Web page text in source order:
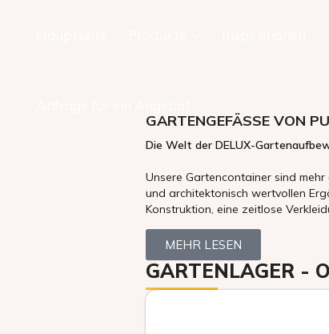
GARTENGEFÄSSE VON
Die Welt der DELUX-
Unsere Gartencontainer sind
und architektonisch wertvollen
Konstruktion, eine zeitlose
MEHR LESEN
GARTENLAGER -